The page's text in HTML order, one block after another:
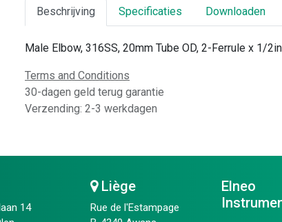
Beschrijving Specificaties Downloaden
Male Elbow, 316SS, 20mm Tube OD, 2-Ferrule x 1/
Terms and Conditions
30-dagen geld terug garantie
Verzending: 2-3 werkdagen
14
Liège
Rue de l'Estampage
Elneo